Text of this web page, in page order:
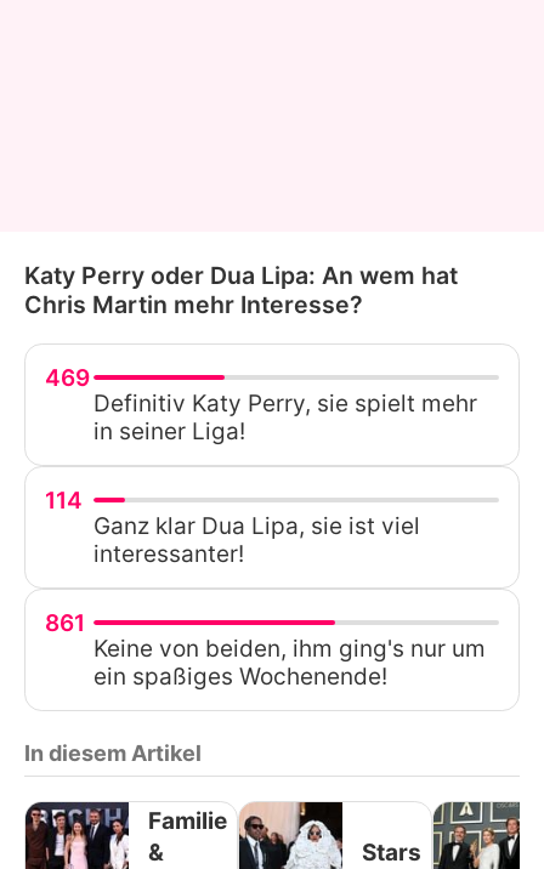
Katy Perry oder Dua Lipa: An wem hat
Chris Martin mehr Interesse?
469
Definitiv Katy Perry, sie spielt mehr
in seiner Liga!
114
Ganz klar Dua Lipa, sie ist viel
interessanter!
861
Keine von beiden, ihm ging's nur um
ein spaßiges Wochenende!
In diesem Artikel
Familie
&
Stars